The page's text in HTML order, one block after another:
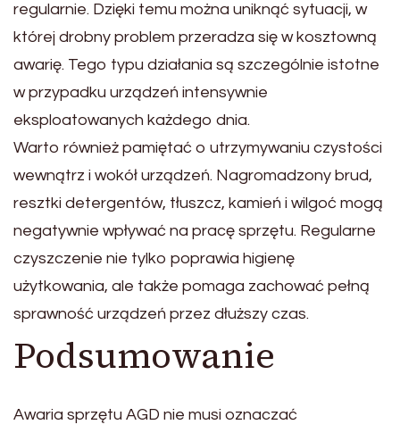
regularnie. Dzięki temu można uniknąć sytuacji, w
której drobny problem przeradza się w kosztowną
awarię. Tego typu działania są szczególnie istotne
w przypadku urządzeń intensywnie
eksploatowanych każdego dnia.
Warto również pamiętać o utrzymywaniu czystości
wewnątrz i wokół urządzeń. Nagromadzony brud,
resztki detergentów, tłuszcz, kamień i wilgoć mogą
negatywnie wpływać na pracę sprzętu. Regularne
czyszczenie nie tylko poprawia higienę
użytkowania, ale także pomaga zachować pełną
sprawność urządzeń przez dłuższy czas.
Podsumowanie
Awaria sprzętu AGD nie musi oznaczać